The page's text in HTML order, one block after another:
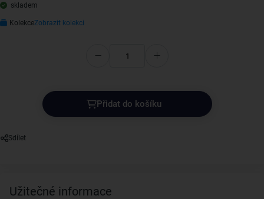
skladem
KolekceZobrazit kolekci
Přidat do košíku
Sdílet
Užitečné informace